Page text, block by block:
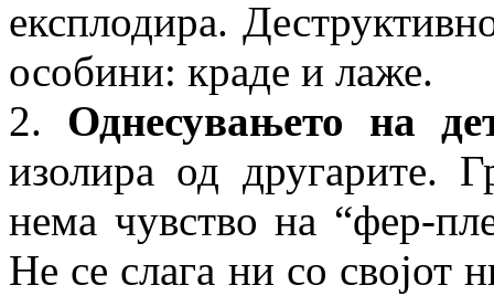
експлодира.
особини: краде и лаже.
2. Однесувањето на
изолира од другарите.
нема чувство на “фер-
Не се слага ни со својот